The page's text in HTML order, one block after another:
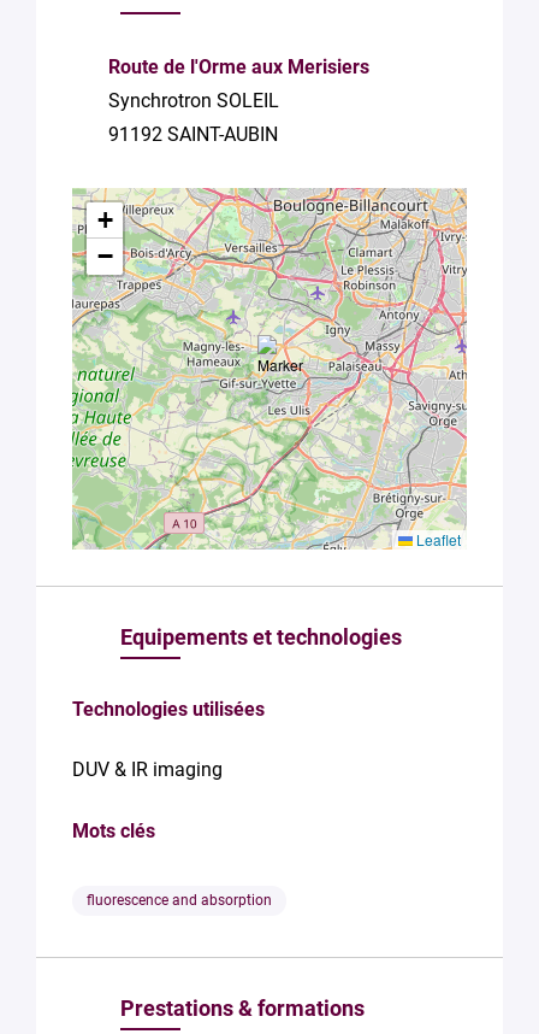
Route de l'Orme aux Merisiers
Synchrotron SOLEIL
91192 SAINT-AUBIN
+
−
Leaflet
Equipements et technologies
Technologies utilisées
DUV & IR imaging
Mots clés
fluorescence and absorption
Prestations & formations